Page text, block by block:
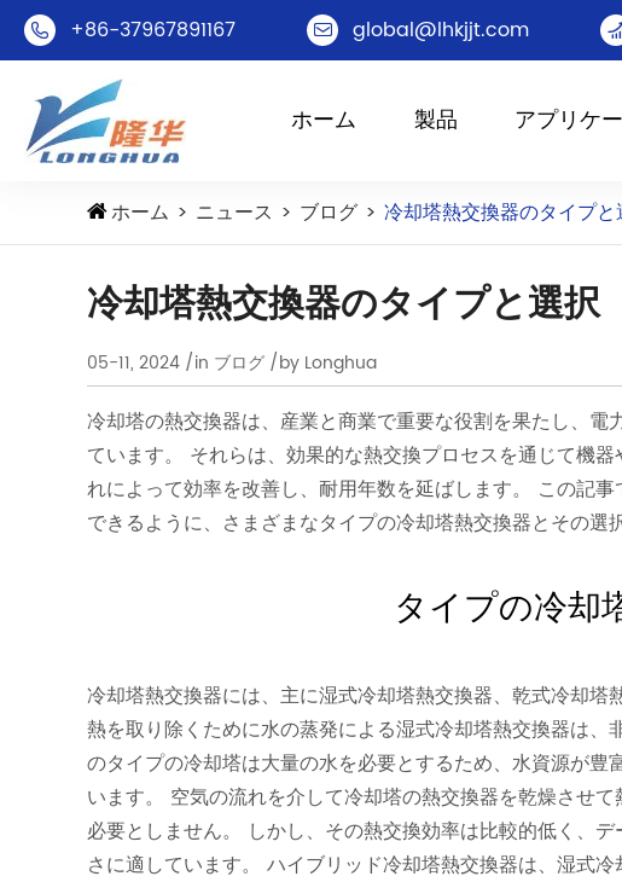
 +86-37967891167  global@lhkjjt.com
ホーム 製品 アプリケ
ホーム ニュース ブログ 冷却塔熱交換器のタイプと
冷却塔熱交換器のタイプと選択
05-11, 2024 /in ブログ /by Longhua
冷却塔の熱交換器は、産業と商業で重要な役割を果たし、
ています。 それらは、効果的な熱交換プロセスを通じて機
れによって効率を改善し、耐用年数を延ばします。 この記
できるように、さまざまなタイプの冷却塔熱交換器とその選
タイプの冷却
冷却塔熱交換器には、主に湿式冷却塔熱交換器、乾式冷却塔
熱を取り除くために水の蒸発による湿式冷却塔熱交換器は
のタイプの冷却塔は大量の水を必要とするため、水資源が
います。 空気の流れを介して冷却塔の熱交換器を乾燥させ
必要としません。 しかし、その熱交換効率は比較的低く、
さに適しています。 ハイブリッド冷却塔熱交換器は、湿式